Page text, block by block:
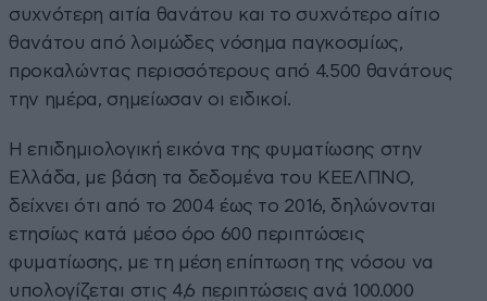
συχνότερη αιτία θανάτου και το συχνότερο αίτιο
θανάτου από λοιμώδες νόσημα παγκοσμίως,
προκαλώντας περισσότερους από 4.500 θανάτους
την ημέρα, σημείωσαν οι ειδικοί.
Η επιδημιολογική εικόνα της φυματίωσης στην
Ελλάδα, με βάση τα δεδομένα του ΚΕΕΛΠΝΟ,
δείχνει ότι από το 2004 έως το 2016, δηλώνονται
ετησίως κατά μέσο όρο 600 περιπτώσεις
φυματίωσης, με τη μέση επίπτωση της νόσου να
υπολογίζεται στις 4,6 περιπτώσεις ανά 100.000